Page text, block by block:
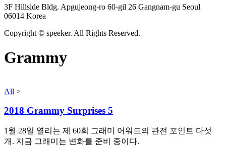
3F Hillside Bldg. Apgujeong-ro 60-gil 26 Gangnam-gu Seoul
06014 Korea
Copyright © speeker. All Rights Reserved.
Grammy
All >
2018 Grammy Surprises 5
1월 28일 열리는 제 60회 그래미 어워드의 관전 포인트 다섯
개. 지금 그래미는 변화를 준비 중이다.